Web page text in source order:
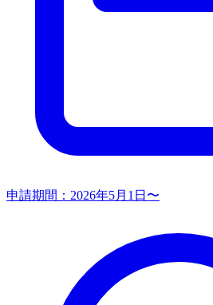
申請期間： 2026年5月1日〜